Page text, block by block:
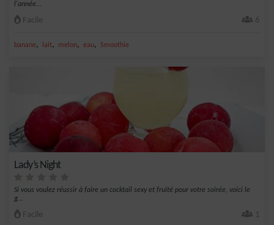
l'année...
Facile 6
banane, lait, melon, eau, Smoothie
Lady’s Night
Si vous voulez réussir à faire un cocktail sexy et fruité pour votre soirée, voici le
g...
Facile 1